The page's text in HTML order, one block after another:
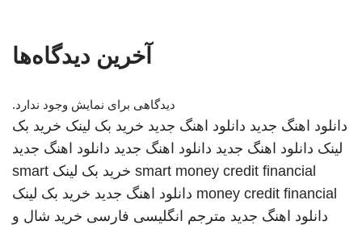
آخرین دیدگاه‌ها
دیدگاهی برای نمایش وجود ندارد.
دانلود اهنگ جدید دانلود اهنگ جدید خرید بک لینک خرید بک
لینک دانلود اهنگ جدید دانلود اهنگ جدید دانلود اهنگ جدید
smart money credit financial خرید بک لینک smart
money credit financial دانلود اهنگ جدید خرید بک لینک
دانلود اهنگ جدید مترجم انگلیسی فارسی خرید شال و